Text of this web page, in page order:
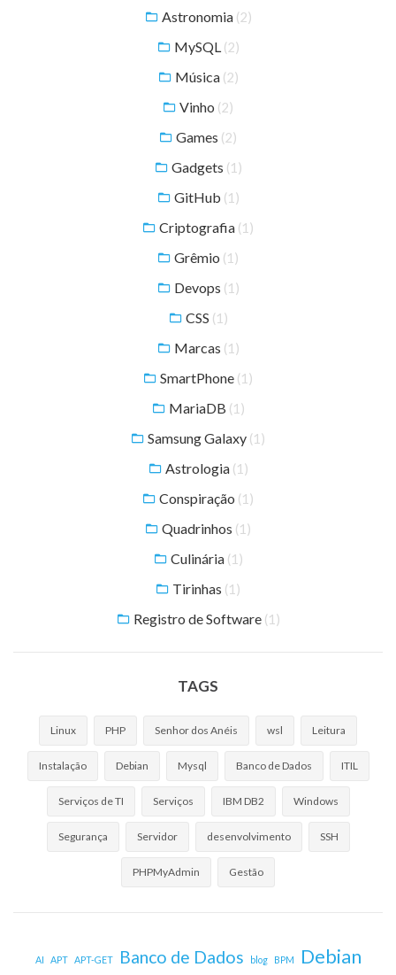
Astronomia (2)
MySQL (2)
Música (2)
Vinho (2)
Games (2)
Gadgets (1)
GitHub (1)
Criptografia (1)
Grêmio (1)
Devops (1)
CSS (1)
Marcas (1)
SmartPhone (1)
MariaDB (1)
Samsung Galaxy (1)
Astrologia (1)
Conspiração (1)
Quadrinhos (1)
Culinária (1)
Tirinhas (1)
Registro de Software (1)
TAGS
Linux PHP Senhor dos Anéis wsl Leitura
Instalação Debian Mysql Banco de Dados ITIL
Serviços de TI Serviços IBM DB2 Windows
Segurança Servidor desenvolvimento SSH
PHPMyAdmin Gestão
AI APT APT-GET Banco de Dados blog BPM Debian